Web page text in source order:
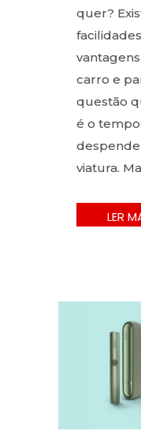
quer?
carro e
questão
é o
viatura.